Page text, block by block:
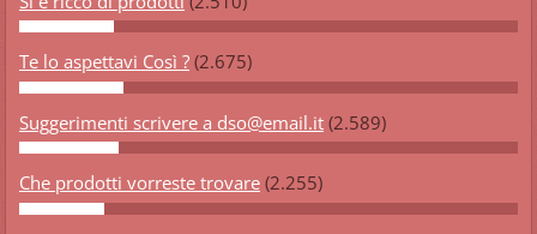
Te lo aspettavi Così ? (2.675)
Suggerimenti scrivere a dso@email.it (2.589)
Che prodotti vorreste trovare (2.255)